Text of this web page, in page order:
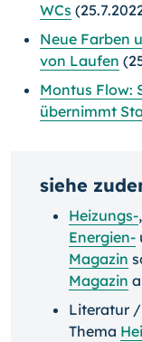
WCs
Neue Farben
von Laufen
Montus Flow:
übernimmt
siehe
Heizungs-,
Energien-
Magazin
Magazin
Literatur /
Thema